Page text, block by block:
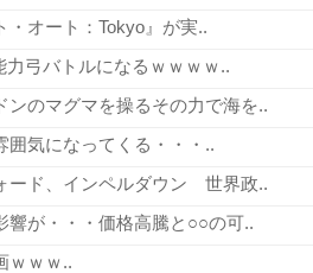
オート：Tokyo』が実..
力弓バトルになるｗｗｗｗ..
ンのマグマを操るその力で海を..
囲気になってくる・・・..
ード、インペルダウン 世界政..
響が・・・価格高騰と○○の可..
ｗｗｗ..